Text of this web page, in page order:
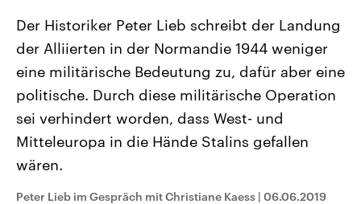
USA
Aktuelle Beiträge, Analysen und
Hintergründe
Wirtschaftlich und militärisch
gehören die Vereinigten Staaten zu
den mächtigsten Ländern der Erde,
mit großem Einfluss auf das
aktuelle Weltgeschehen.
Nahostkonflikt
Aktuelle Lage und
Der Überfall der
Terrororganisation Hamas
Oktober 2023 auf Israel
Region wieder die Gewalt
Israel möchte die Hamas
Diese wird wie die
Sendungen Programm Podcasts
Der Historiker Peter Lieb schreibt der Landung
der Alliierten in der Normandie 1944 weniger
eine militärische Bedeutung zu, dafür aber eine
politische. Durch diese militärische Operation
sei verhindert worden, dass West- und
Mitteleuropa in die Hände Stalins gefallen
wären.
Peter Lieb im Gespräch mit Christiane Kaess | 06.06.2019